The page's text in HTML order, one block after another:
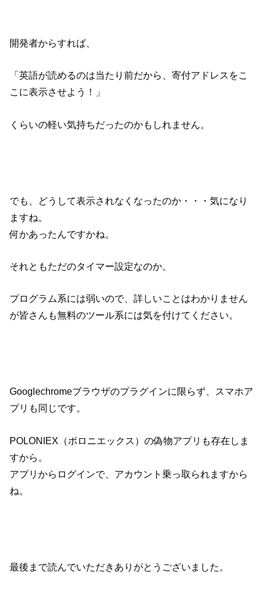
開発者からすれば、
「英語が読めるのは当たり前だから、寄付アドレスをこ
こに表示させよう！」
くらいの軽い気持ちだったのかもしれません。
でも、どうして表示されなくなったのか・・・気になり
ますね。
何かあったんですかね。
それともただのタイマー設定なのか。
プログラム系には弱いので、詳しいことはわかりません
が皆さんも無料のツール系には気を付けてください。
Googlechromeブラウザのプラグインに限らず、スマホア
プリも同じです。
POLONIEX（ポロニエックス）の偽物アプリも存在しま
すから。
アプリからログインで、アカウント乗っ取られますから
ね。
最後まで読んでいただきありがとうございました。